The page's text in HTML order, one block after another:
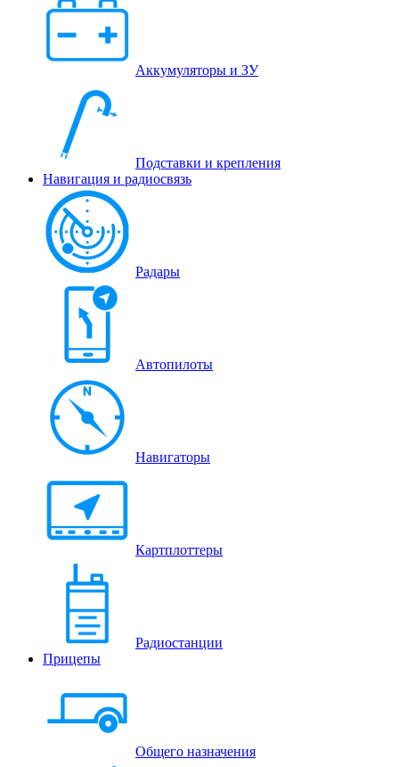
Аккумуляторы и ЗУ
Подставки и крепления
Навигация и радиосвязь
Радары
Автопилоты
Навигаторы
Картплоттеры
Радиостанции
Прицепы
Общего назначения